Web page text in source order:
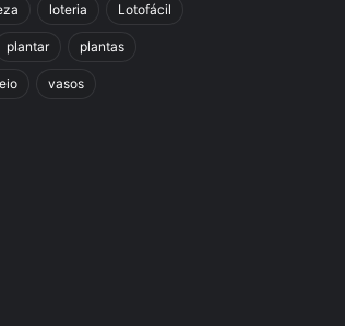
loteria Lotofácil
plantar plantas
vasos